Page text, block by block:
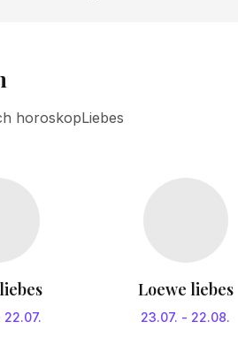
horoskopLiebes
22.07.
Loewe liebes
23.07. - 22.08.